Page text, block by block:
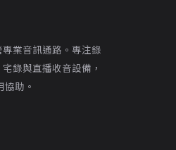
業音訊通路。專注錄
錄與直播收音設備，
助。